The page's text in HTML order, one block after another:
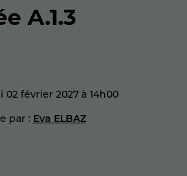
A.1.3
février 2027 à 14h00
par : Eva ELBAZ